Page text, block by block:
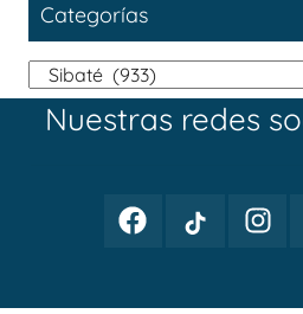
Categorías
Categorías
Nuestras redes
FacebookTikTok